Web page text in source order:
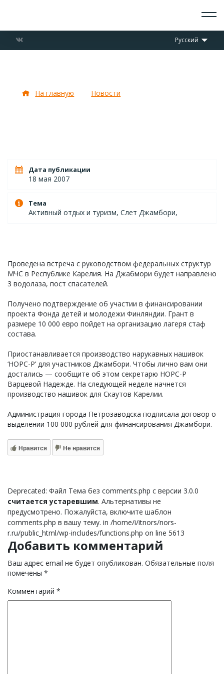
Русский
О СКАУТАХ
ОТРЯДЫ
ДОКУМЕНТЫ
На главную Новости
Дата публикации
18 мая 2007
Тема
Активный отдых и туризм, Слет Джамбори,
Проведена встреча с руководством федеральных структур
МЧС в Республике Карелия. На Джабмори будет направлено
3 водолаза, пост спасателей.
Получено подтверждение об участии в финансировании
проекта Фонда детей и молодежи Финляндии. Грант в
размере 10 000 евро пойдет на организацию лагеря стаф
состава.
Приостанавливается производство нарукавных нашивок
‘НОРС-Р’ для участников Джамбори. Чтобы лично вам они
достались — сообщите об этом секретарю НОРС-Р
Варцевой Надежде. На следующей неделе начнется
производство нашивок для Скаутов Карелии.
Администрация города Петрозаводска подписала договор о
выделении 100 000 рублей для финансирования Джамбори.
Нравится Не нравится
Deprecated: Файл Тема без comments.php с версии 3.0.0
считается устаревшим. Альтернативы не
предусмотрено. Пожалуйста, включите шаблон
comments.php в вашу тему. in /home/i/itnors/nors-
r.ru/public_html/wp-includes/functions.php on line 5613
Добавить комментарий
Ваш адрес email не будет опубликован. Обязательные поля
помечены *
Комментарий *